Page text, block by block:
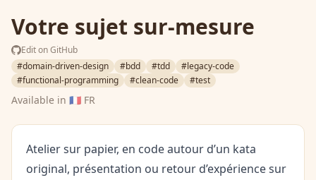
Votre sujet sur-mesure
Edit on GitHub
#domain-driven-design
#bdd #tdd
#legacy-code
#functional-programming
#clean-code #test
Available in 🇫🇷 FR
Atelier sur papier, en code autour d’un kata
original, présentation ou retour d’expérience sur